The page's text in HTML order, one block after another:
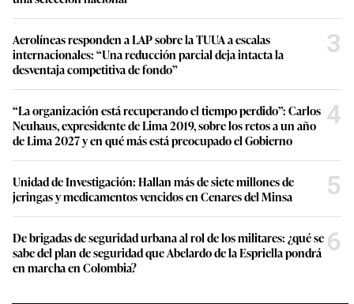
Aerolíneas responden a LAP sobre la TUUA a escalas
internacionales: “Una reducción parcial deja intacta la
desventaja competitiva de fondo”
3
“La organización está recuperando el tiempo perdido”: Carlos
Neuhaus, expresidente de Lima 2019, sobre los retos a un año
de Lima 2027 y en qué más está preocupado el Gobierno
4
Unidad de Investigación: Hallan más de siete millones de
jeringas y medicamentos vencidos en Cenares del Minsa
5
De brigadas de seguridad urbana al rol de los militares: ¿qué se
sabe del plan de seguridad que Abelardo de la Espriella pondrá
en marcha en Colombia?
6